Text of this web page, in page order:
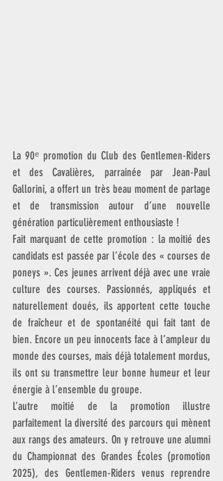
La 90ᵉ promotion du Club des Gentlemen-Riders
et des Cavalières, parrainée par Jean-Paul
Gallorini, a offert un très beau moment de partage
et de transmission autour d’une nouvelle
génération particulièrement enthousiaste !
Fait marquant de cette promotion : la moitié des
candidats est passée par l’école des « courses de
poneys ». Ces jeunes arrivent déjà avec une vraie
culture des courses. Passionnés, appliqués et
naturellement doués, ils apportent cette touche
de fraîcheur et de spontanéité qui fait tant de
bien. Encore un peu innocents face à l’ampleur du
monde des courses, mais déjà totalement mordus,
ils ont su transmettre leur bonne humeur et leur
énergie à l’ensemble du groupe.
L’autre moitié de la promotion illustre
parfaitement la diversité des parcours qui mènent
aux rangs des amateurs. On y retrouve une alumni
du Championnat des Grandes Écoles (promotion
2025), des Gentlemen-Riders venus reprendre